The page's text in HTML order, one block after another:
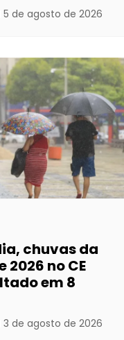
5 de agosto de 2026
chuvas da
no CE
em 8
3 de agosto de 2026